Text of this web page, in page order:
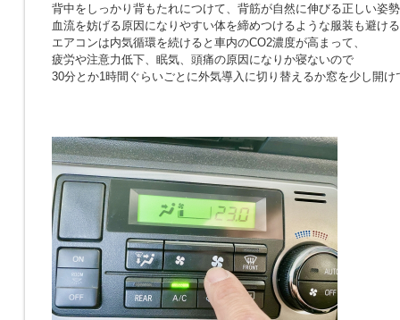
背中をしっかり背もたれにつけて、背筋が自然に伸びる正しい姿
血流を妨げる原因になりやすい体を締めつけるような服装も避け
エアコンは内気循環を続けると車内のCO2濃度が高まって、
疲労や注意力低下、眠気、頭痛の原因になりか寝ないので
30分とか1時間ぐらいごとに外気導入に切り替えるか窓を少し開け